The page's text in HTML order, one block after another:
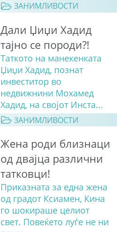
ЗАНИМЛИВОСТИ
Дали Џиџи Хадид
тајно се породи?!
Таткото на манекенката
Џиџи Хадид, познат
инвеститор во
недвижнини Мохамед
Хадид, на својот Инста...
ЗАНИМЛИВОСТИ
Жена роди близнаци
од двајца различни
татковци!
Приказната за една жена
од градот Ксиамен, Кина
го шокираше целиот
свет. Повеќето луѓе не ни